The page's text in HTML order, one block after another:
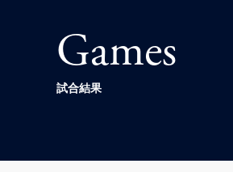
Games
試合結果